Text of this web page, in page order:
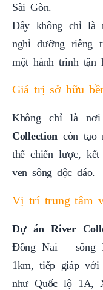
Sài Gòn.
Đây không chỉ là
nghỉ dưỡng riêng
một hành trình tận
Giá trị sở hữu
Không chỉ là
Collection còn tạo
thế chiến lược,
ven sông độc đáo.
Vị trí trung tâm
Dự án River
Đồng Nai – sông
1km, tiếp giáp với
như Quốc lộ 1A,